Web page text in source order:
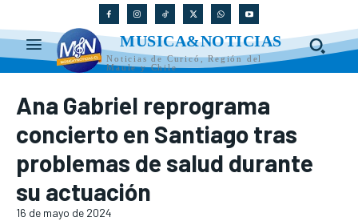
MUSICA&NOTICIAS
Noticias de Curicó, Región del
Maule y Chile
Ana Gabriel reprograma
concierto en Santiago tras
problemas de salud durante
su actuación
16 de mayo de 2024